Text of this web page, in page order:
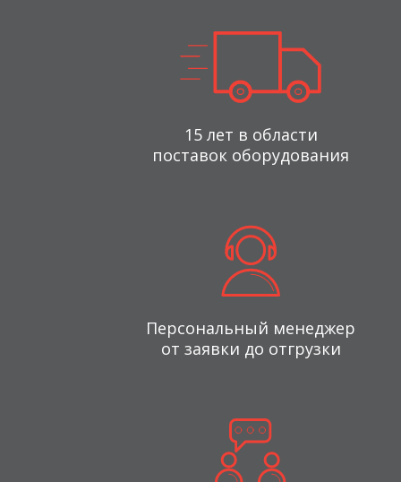
15 лет в области
поставок оборудования
Персональный менеджер
от заявки до отгрузки